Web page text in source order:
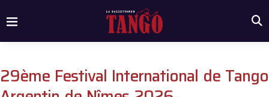
29ème Festival International de Tango